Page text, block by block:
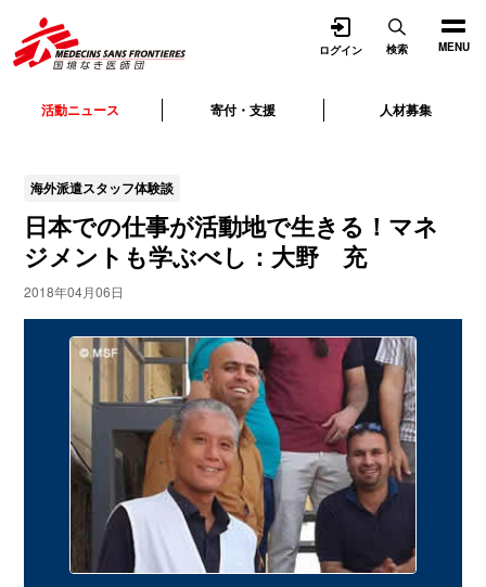
MENU
活動ニュース 寄付・支援 人材募集
ログイン 検索
海外派遣スタッフ体験談
日本での仕事が活動地で生きる！マネ
ジメントも学ぶべし：大野 充
2018年04月06日